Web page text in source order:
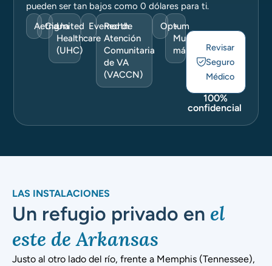
pueden ser tan bajos como 0 dólares para ti.
AetnaCignaUnited
Healthcare
(UHC)
Evernorth
Red de
Atención
Comunitaria
de VA
(VACCN)
Optum
+
Muchos
más
Revisar
Seguro
Médico
100%
confidencial
LAS INSTALACIONES
Un refugio privado en el
este de Arkansas
Justo al otro lado del río, frente a Memphis (Tennessee),